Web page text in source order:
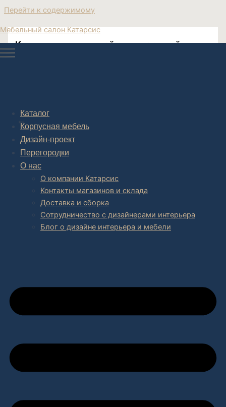
Перейти к содержимому
Мебельный салон Катарсис
Каталог
Корпусная мебель
Дизайн-проект
Перегородки
О нас
О компании Катарсис
Контакты магазинов и склада
Доставка и сборка
Сотрудничество с дизайнерами интерьера
Блог о дизайне интерьера и мебели
Купить диван прямой двухместный
Post navigation